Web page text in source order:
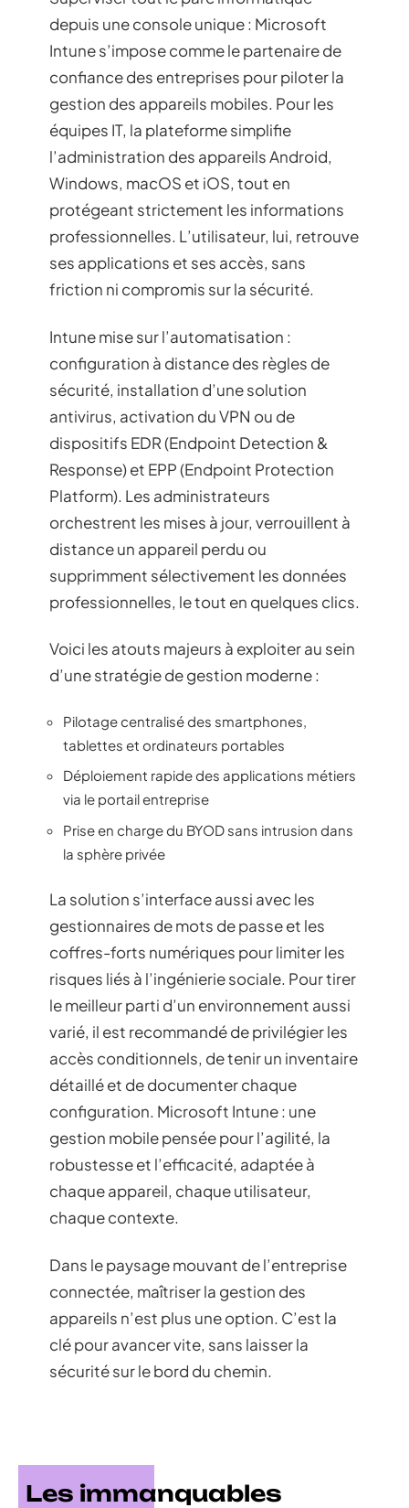
depuis une console unique : Microsoft
Intune s’impose comme le partenaire de
confiance des entreprises pour piloter la
gestion des appareils mobiles. Pour les
équipes IT, la plateforme simplifie
l’administration des appareils Android,
Windows, macOS et iOS, tout en
protégeant strictement les informations
professionnelles. L’utilisateur, lui, retrouve
ses applications et ses accès, sans
friction ni compromis sur la sécurité.
Intune mise sur l’automatisation :
configuration à distance des règles de
sécurité, installation d’une solution
antivirus, activation du VPN ou de
dispositifs EDR (Endpoint Detection &
Response) et EPP (Endpoint Protection
Platform). Les administrateurs
orchestrent les mises à jour, verrouillent à
distance un appareil perdu ou
supprimment sélectivement les données
professionnelles, le tout en quelques clics.
Voici les atouts majeurs à exploiter au sein
d’une stratégie de gestion moderne :
Pilotage centralisé des smartphones,
tablettes et ordinateurs portables
Déploiement rapide des applications métiers
via le portail entreprise
Prise en charge du BYOD sans intrusion dans
la sphère privée
La solution s’interface aussi avec les
gestionnaires de mots de passe et les
coffres-forts numériques pour limiter les
risques liés à l’ingénierie sociale. Pour tirer
le meilleur parti d’un environnement aussi
varié, il est recommandé de privilégier les
accès conditionnels, de tenir un inventaire
détaillé et de documenter chaque
configuration. Microsoft Intune : une
gestion mobile pensée pour l’agilité, la
robustesse et l’efficacité, adaptée à
chaque appareil, chaque utilisateur,
chaque contexte.
Dans le paysage mouvant de l’entreprise
connectée, maîtriser la gestion des
appareils n’est plus une option. C’est la
clé pour avancer vite, sans laisser la
sécurité sur le bord du chemin.
Les immanquables